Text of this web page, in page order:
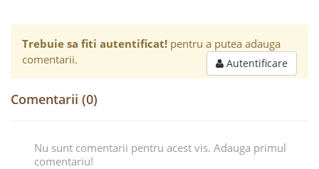
Trebuie sa fiti autentificat! pentru a putea adauga
comentarii.
Autentificare
Comentarii (0)
Nu sunt comentarii pentru acest vis. Adauga primul
comentariu!